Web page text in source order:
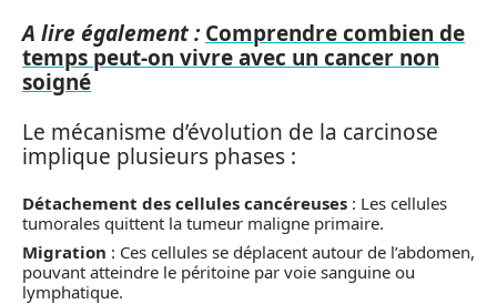
A lire également : Comprendre combien de
temps peut-on vivre avec un cancer non
soigné
Le mécanisme d’évolution de la carcinose
implique plusieurs phases :
Détachement des cellules cancéreuses : Les cellules
tumorales quittent la tumeur maligne primaire.
Migration : Ces cellules se déplacent autour de l’abdomen,
pouvant atteindre le péritoine par voie sanguine ou
lymphatique.